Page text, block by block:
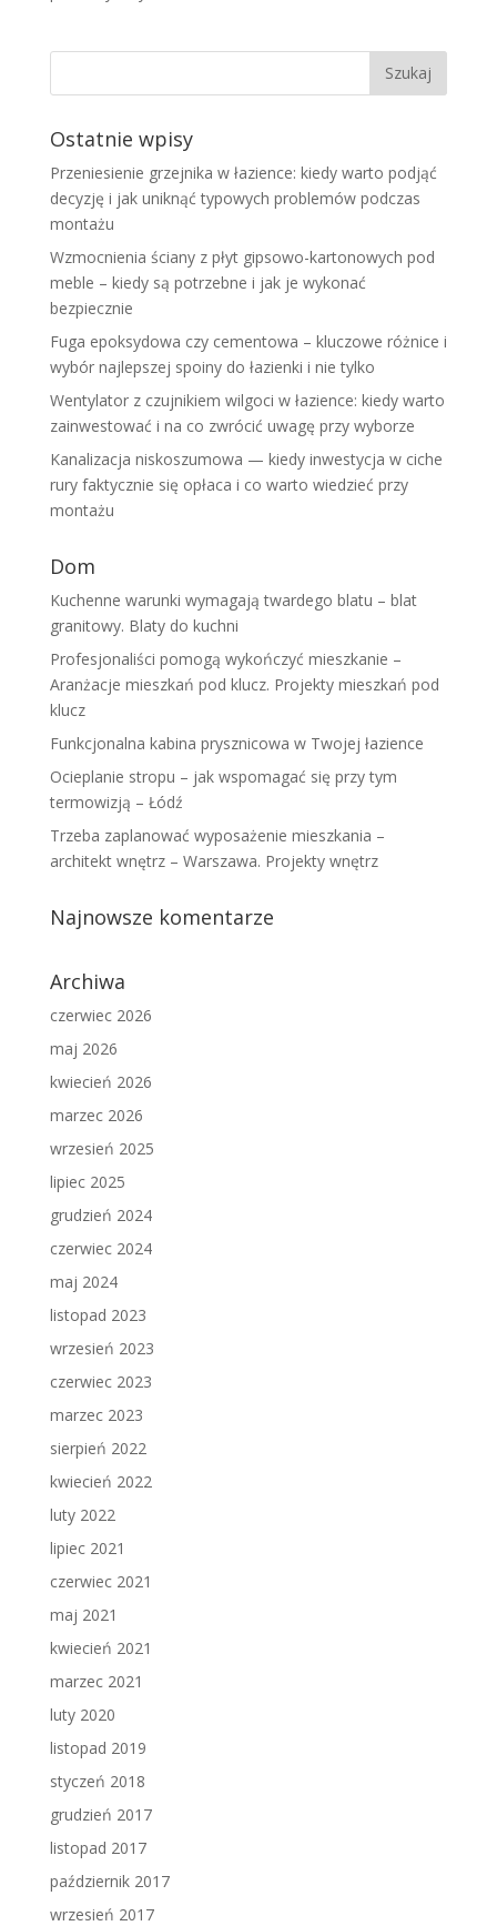
Ostatnie wpisy
Przeniesienie grzejnika w łazience: kiedy warto podjąć
decyzję i jak uniknąć typowych problemów podczas
montażu
Wzmocnienia ściany z płyt gipsowo-kartonowych pod
meble – kiedy są potrzebne i jak je wykonać
bezpiecznie
Fuga epoksydowa czy cementowa – kluczowe różnice i
wybór najlepszej spoiny do łazienki i nie tylko
Wentylator z czujnikiem wilgoci w łazience: kiedy warto
zainwestować i na co zwrócić uwagę przy wyborze
Kanalizacja niskoszumowa — kiedy inwestycja w ciche
rury faktycznie się opłaca i co warto wiedzieć przy
montażu
Dom
Kuchenne warunki wymagają twardego blatu – blat
granitowy. Blaty do kuchni
Profesjonaliści pomogą wykończyć mieszkanie –
Aranżacje mieszkań pod klucz. Projekty mieszkań pod
klucz
Funkcjonalna kabina prysznicowa w Twojej łazience
Ocieplanie stropu – jak wspomagać się przy tym
termowizją – Łódź
Trzeba zaplanować wyposażenie mieszkania –
architekt wnętrz – Warszawa. Projekty wnętrz
Najnowsze komentarze
Archiwa
czerwiec 2026
maj 2026
kwiecień 2026
marzec 2026
wrzesień 2025
lipiec 2025
grudzień 2024
czerwiec 2024
maj 2024
listopad 2023
wrzesień 2023
czerwiec 2023
marzec 2023
sierpień 2022
kwiecień 2022
luty 2022
lipiec 2021
czerwiec 2021
maj 2021
kwiecień 2021
marzec 2021
luty 2020
listopad 2019
styczeń 2018
grudzień 2017
listopad 2017
październik 2017
wrzesień 2017